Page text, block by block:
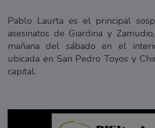
Pablo Laurta es el principal
asesinatos de Giardina y
mañana del sábado en el
ubicada en San Pedro Toyos y
capital.